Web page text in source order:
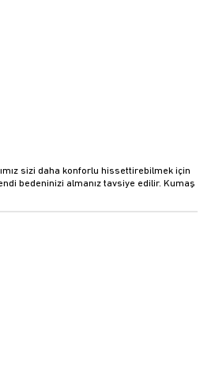
sizi daha konforlu hissettirebilmek için
bedeninizi almanız tavsiye edilir. Kumaş